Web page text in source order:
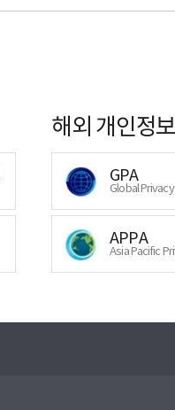
해외 개인정
GPA
Global
APPA
Asia Pacific